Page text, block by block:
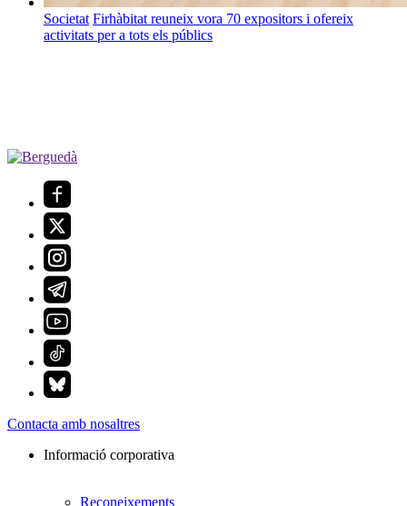
Societat Firhàbitat reuneix vora 70 expositors i ofereix
activitats per a tots els públics
Contacta amb nosaltres
Informació corporativa
Reconeixements